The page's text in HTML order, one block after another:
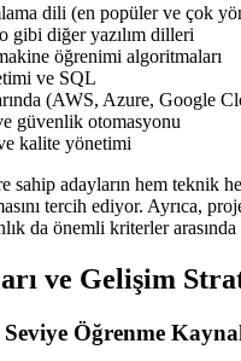
dili (en popüler ve çok
gibi diğer yazılım dilleri
öğrenimi algoritmaları
ve SQL
(AWS, Azure, Google
güvenlik otomasyonu
kalite yönetimi
sahip adayların hem teknik
tercih ediyor. Ayrıca,
da önemli kriterler arasında
ve Gelişim
Öğrenme